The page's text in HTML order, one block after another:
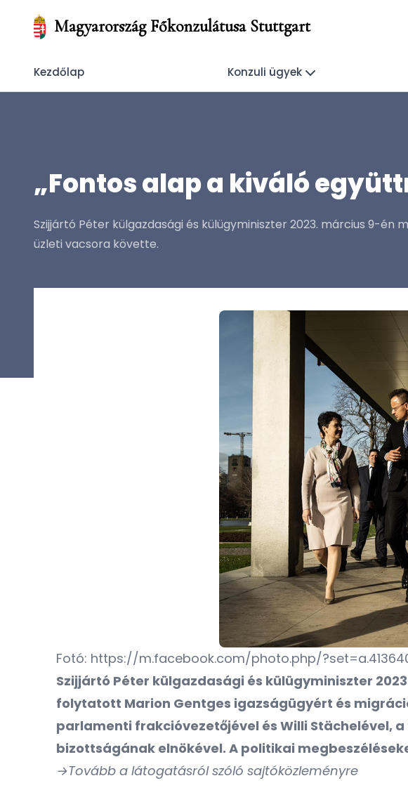
Magyarország Főkonzulátusa Stuttgart
Kezdőlap Konzuli ügyek
„Fontos alap a kiváló
Szijjártó Péter külgazdasági és külügyminiszter 2023. március 9-
üzleti vacsora követte.
Fotó: https://m.facebook.com/photo.php/
Szijjártó Péter külgazdasági és külügyminiszter
folytatott Marion Gentges igazságügyért és
parlamenti frakcióvezetőjével és Willi Stächelével,
bizottságának elnökével. A politikai
→Tovább a látogatásról szóló sajtóközleményre